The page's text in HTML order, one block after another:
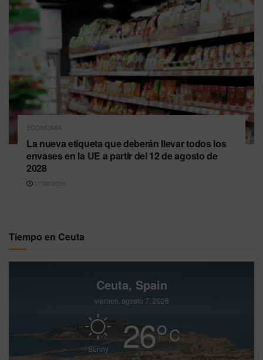
ECONOMÍA
La nueva etiqueta que deberán llevar todos los
envases en la UE a partir del 12 de agosto de
2028
07/08/2026
Tiempo en Ceuta
Ceuta, Spain
viernes, agosto 7, 2026
Sunny 26°C